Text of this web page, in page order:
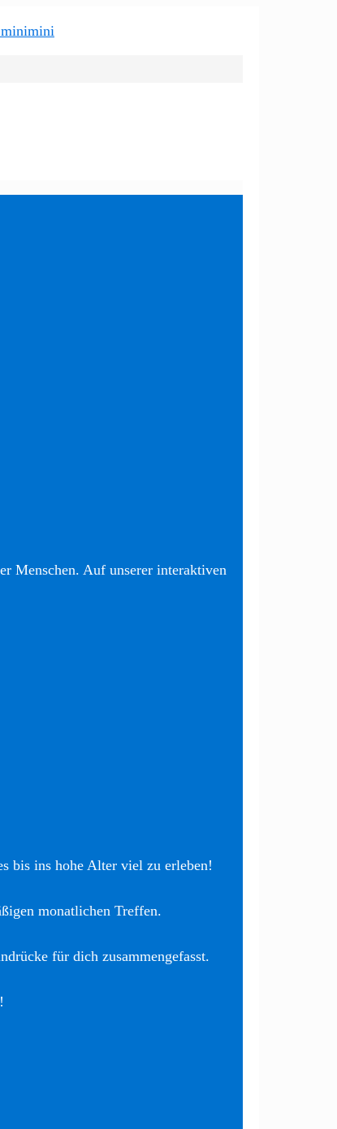
Menschen. Auf unserer interaktiven
bis ins hohe Alter viel zu erleben!
monatlichen Treffen.
für dich zusammengefasst.